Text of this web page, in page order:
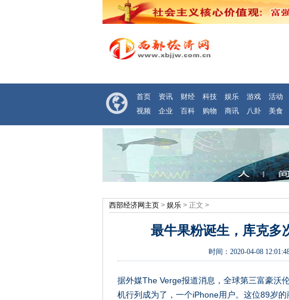
首页 资讯 财经 科技 娱乐 游戏 活动
视频
企业 百科 购物 商讯 八卦 美食
西部经济网主页 > 娱乐 > 正文 >
最牛果粉诞生，库克多
时间： 2020-04-08
据外媒The Verge报道消息，全球第三富豪沃
机行列成为了，一个iPhone用户。这位89岁